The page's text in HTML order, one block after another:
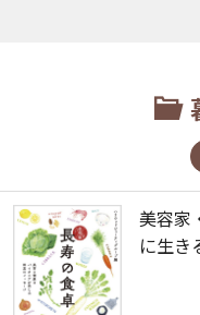
美容家
に生き